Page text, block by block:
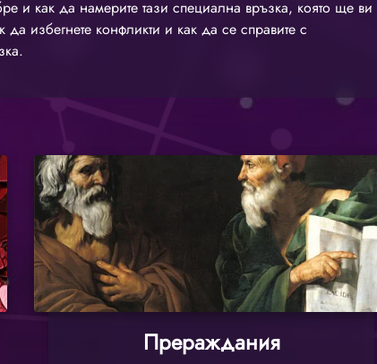
и как да намерите тази специална връзка, която ще ви
избегнете конфликти и как да се справите с
Прераждания